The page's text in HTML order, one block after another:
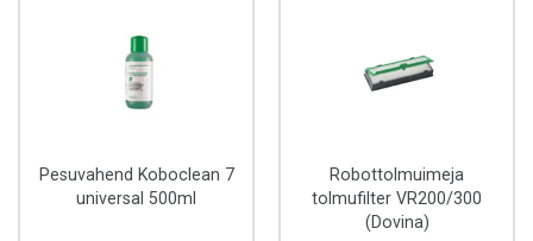
Pesuvahend Koboclean 7
universal 500ml
Robottolmuimeja
tolmufilter VR200/300
(Dovina)